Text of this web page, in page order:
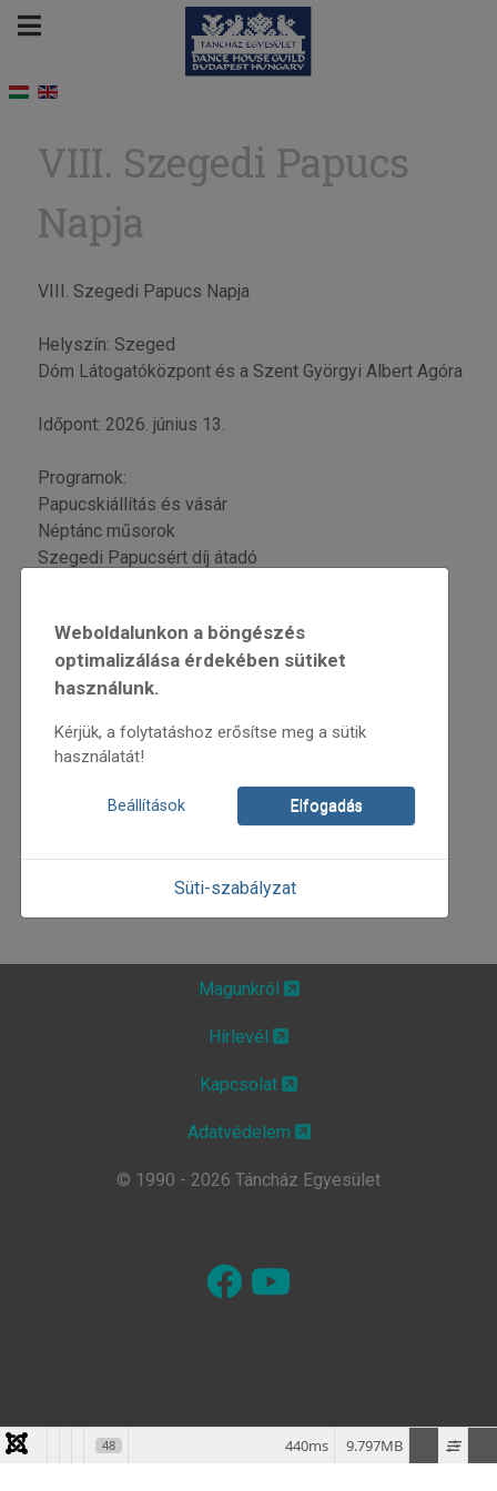
VIII. Szegedi Papucs
Napja
VIII. Szegedi Papucs Napja
Helyszín: Szeged
Dóm Látogatóközpont és a Szent Györgyi Albert Agóra
Időpont: 2026. június 13.
Programok:
Papucskiállítás és vásár
Néptánc műsorok
Szegedi Papucsért díj átadó
Weboldalunkon a böngészés
optimalizálása érdekében sütiket
használunk.
Kérjük, a folytatáshoz erősítse meg a sütik
használatát!
Beállítások Elfogadás
Süti-szabályzat
Magunkról
Hírlevél
Kapcsolat
Adatvédelem
© 1990 - 2026 Táncház Egyesület
48 9.797MB
440ms